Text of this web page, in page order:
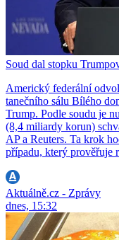
Soud dal stopku
Americký federální
tanečního sálu Bílého
Trump. Podle soudu je
(8,4 miliardy korun)
AP a Reuters. Ta krok
případu, který prověřuje
Aktuálně.cz - Zprávy
dnes, 15:32